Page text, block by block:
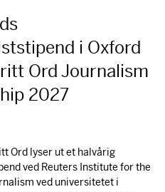
i Oxford
Ord Journalism
2027
Ord lyser ut et halvårig
ved Reuters Institute for the
ved universitetet i